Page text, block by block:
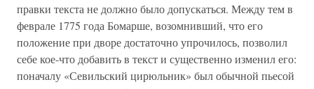
правки текста не должно было допускаться. Между тем в
феврале 1775 года Бомарше, возомнивший, что его
положение при дворе достаточно упрочилось, позволил
себе кое-что добавить в текст и существенно изменил его:
поначалу «Севильский цирюльник» был обычной пьесой